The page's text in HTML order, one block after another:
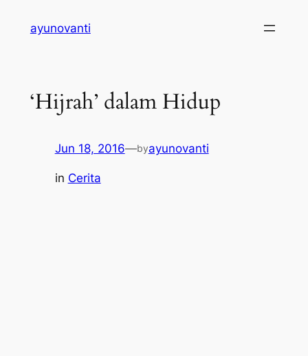
ayunovanti
‘Hijrah’ dalam Hidup
Jun 18, 2016—byayunovanti
in Cerita